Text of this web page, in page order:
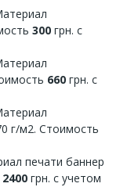
300 грн. с
660 грн. с
г/м2. Стоимость
печати баннер
2400 грн. с учетом